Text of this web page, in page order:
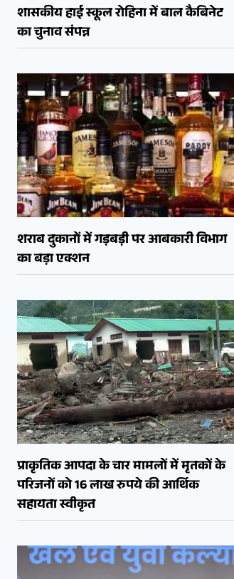
शासकीय हाई स्कूल रोहिना में बाल कैबिनेट
का चुनाव संपन्न
शराब दुकानों में गड़बड़ी पर आबकारी विभाग
का बड़ा एक्शन
प्राकृतिक आपदा के चार मामलों में मृतकों के
परिजनों को 16 लाख रुपये की आर्थिक
सहायता स्वीकृत